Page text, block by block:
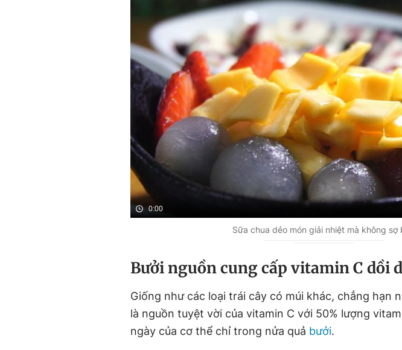
0:00
Sữa chua dẻo món giải nhiệt mà không sợ
Bưởi nguồn cung cấp vitamin C dồi
Giống như các loại trái cây có múi khác, chẳng hạn
là nguồn tuyệt vời của vitamin C với 50% lượng
ngày của cơ thể chỉ trong nửa quả bưởi.